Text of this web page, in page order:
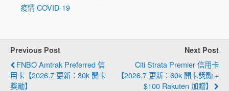
疫情 COVID-19
Previous Post
FNBO Amtrak Preferred 信
用卡【2026.7 更新：30k 開卡
獎勵】
Next Post
Citi Strata Premier 信用卡
【2026.7 更新：60k 開卡獎勵 +
$100 Rakuten 加贈】